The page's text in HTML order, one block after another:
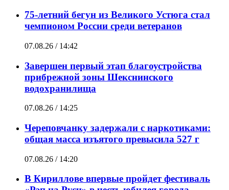
75-летний бегун из Великого Устюга стал
чемпионом России среди ветеранов
07.08.26 / 14:42
Завершен первый этап благоустройства
прибрежной зоны Шекснинского
водохранилища
07.08.26 / 14:25
Череповчанку задержали с наркотиками:
общая масса изъятого превысила 527 г
07.08.26 / 14:20
В Кириллове впервые пройдет фестиваль